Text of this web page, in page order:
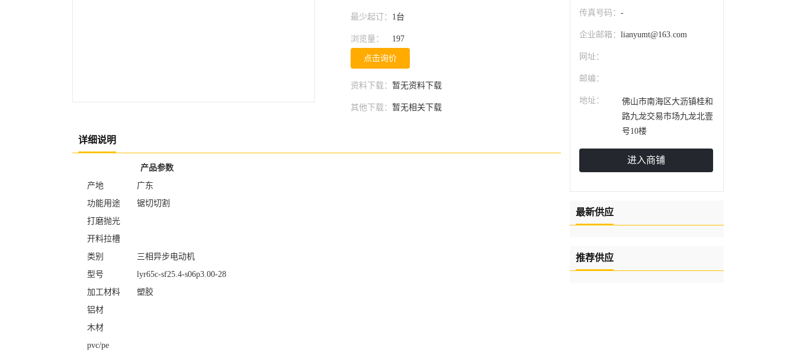
最少起订： 1台
浏览量： 197
点击询价
资料下载： 暂无资料下载
其他下载： 暂无相关下载
详细说明
产品参数
产地
广东
功能用途
锯切切割
打磨抛光
开料拉槽
类别
三相异步电动机
型号
lyr65c-sf25.4-s06p3.00-28
加工材料
塑胶
铝材
木材
pvc/pe
传真号码： -
企业邮箱： lianyumt@163.com
网址：
邮编：
地址：
佛山市南海区大沥镇桂和
路九龙交易市场九龙北壹
号10楼
进入商铺
最新供应
推荐供应